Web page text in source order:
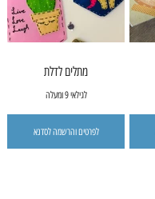
מתלים לדלת
לגילאי 9 ומעלה
לפרטים והרשמה לסדנא